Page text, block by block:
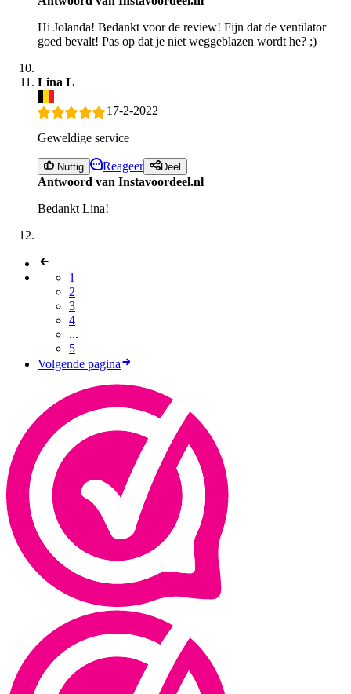
Hi Jolanda! Bedankt voor de review! Fijn dat de ventilator
goed bevalt! Pas op dat je niet weggeblazen wordt he? ;)
Lina L
17-2-2022
Geweldige service
Nuttig Reageer Deel
Antwoord van Instavoordeel.nl
Bedankt Lina!
1
2
3
4
...
5
Volgende pagina